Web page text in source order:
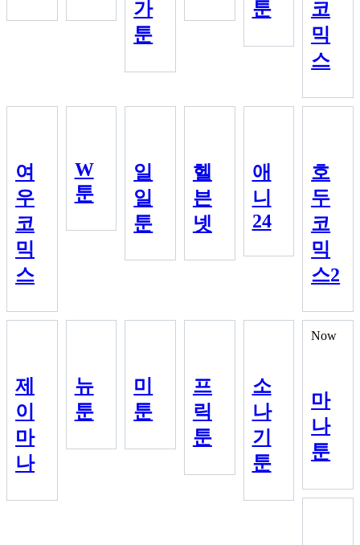
가
툰
툰
코
믹
스
여
우
코
믹
스
W
툰
일
일
툰
헬
븐
넷
애
니
24
호
두
코
믹
스2
제
이
마
나
뉴
툰
미
툰
프
릭
툰
소
나
기
툰
Now
마
나
툰